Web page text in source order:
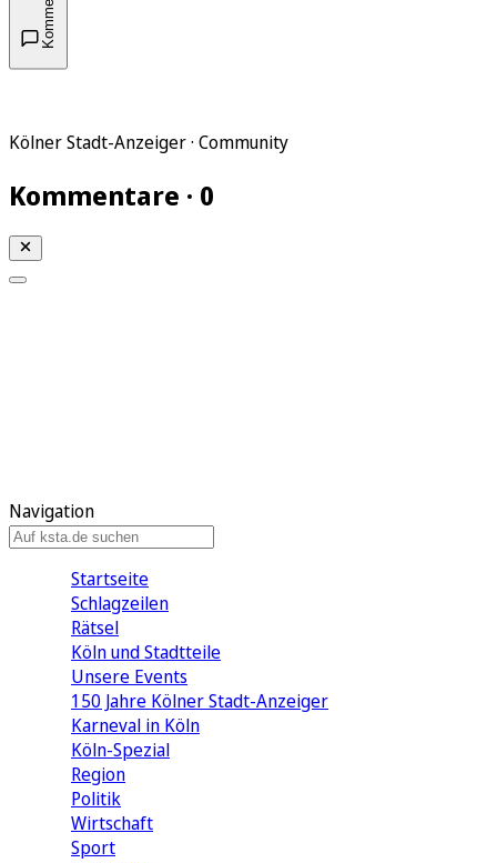
Kölner Stadt-Anzeiger · Community
Kommentare · 0
Navigation
Startseite
Schlagzeilen
Rätsel
Köln und Stadtteile
Unsere Events
150 Jahre Kölner Stadt-Anzeiger
Karneval in Köln
Köln-Spezial
Region
Politik
Wirtschaft
Sport